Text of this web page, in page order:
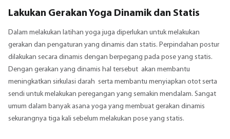
Lakukan Gerakan Yoga Dinamik dan Statis
Dalam melakukan latihan yoga juga diperlukan untuk melakukan
gerakan dan pengaturan yang dinamis dan statis. Perpindahan postur
dilakukan secara dinamis dengan berpegang pada pose yang statis.
Dengan gerakan yang dinamis hal tersebut akan membantu
meningkatkan sirkulasi darah serta membantu menyiapkan otot serta
sendi untuk melakukan peregangan yang semakin mendalam. Sangat
umum dalam banyak asana yoga yang membuat gerakan dinamis
sekurangnya tiga kali sebelum melakukan pose yang statis.